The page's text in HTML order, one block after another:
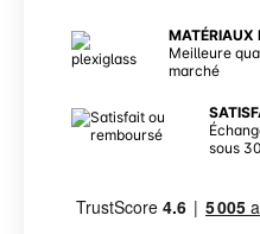
MATÉRIAUX
Meilleure
marché
sous